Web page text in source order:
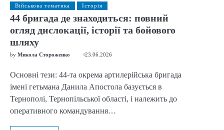
Військова тематика Історія
44 бригада де знаходиться: повний
огляд дислокації, історії та бойового
шляху
by Микола Стороженко 23.06.2026
Основні тези: 44-та окрема артилерійська бригада
імені гетьмана Данила Апостола базується в
Тернополі, Тернопільської області, і належить до
оперативного командування…